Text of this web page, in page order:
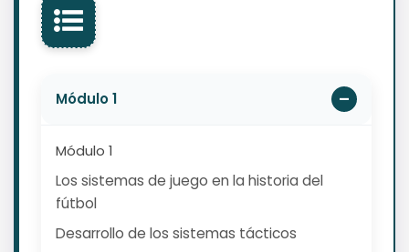
Módulo 1
Módulo 1
Los sistemas de juego en la historia del
fútbol
Desarrollo de los sistemas tácticos